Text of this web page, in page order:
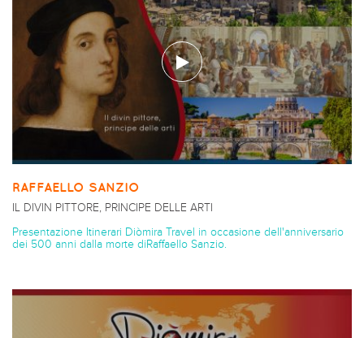
RAFFAELLO SANZIO
IL DIVIN PITTORE, PRINCIPE DELLE ARTI
Presentazione Itinerari Diòmira Travel in occasione dell'anniversario
dei 500 anni dalla morte diRaffaello Sanzio.